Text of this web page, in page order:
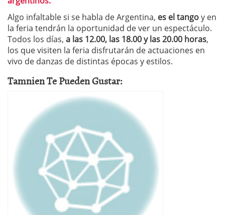
Algo infaltable si se habla de Argentina, es el tangoy en
la feria tendrán la oportunidad de ver un espectáculo.
Todos los días, a las 12.00, las 18.00 y las 20.00 horas,
los que visiten la feria disfrutarán de actuaciones en
vivo de danzas de distintas épocas y estilos.
Tamnien Te Pueden Gustar: